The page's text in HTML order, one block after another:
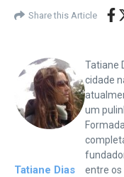
Share this Article
Tatiane Dias
Tatiane
cidade
um
entre os